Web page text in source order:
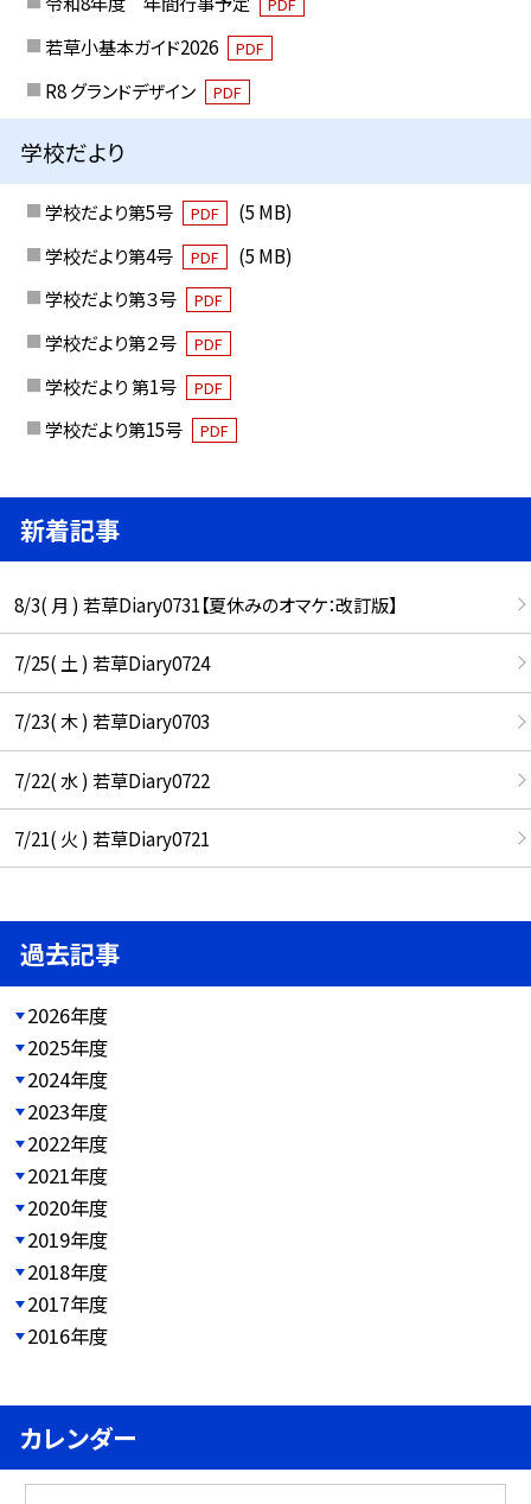
若草小基本ガイド2026 PDF
R8 グランドデザイン PDF
学校だより
学校だより第5号 PDF
(5 MB)
学校だより第4号
PDF
(5 MB)
学校だより第３号
PDF
学校だより第２号 PDF
学校だより 第1号 PDF
学校だより第15号 PDF
新着記事
8/3( 月 ) 若草Diary0731【夏休みのオマケ：改訂版】
7/25( 土 ) 若草Diary0724
7/23( 木 ) 若草Diary0703
7/22( 水 ) 若草Diary0722
7/21( 火 ) 若草Diary0721
過去記事
2026年度
2025年度
2024年度
2023年度
2022年度
2021年度
2020年度
2019年度
2018年度
2017年度
2016年度
カレンダー